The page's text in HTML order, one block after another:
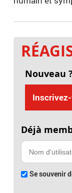
Nouveau
Déjà
Se souvenir